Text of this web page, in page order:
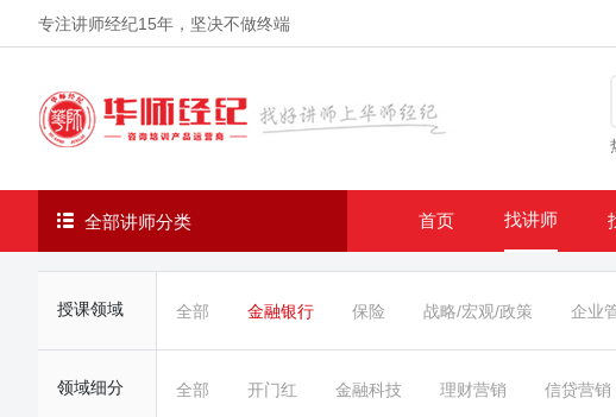
专注讲师经纪15年 ，坚决不做终端
全部讲师分类 首页 找讲师
授课领域 全部 金融银行 保险 战略/宏观/政策 企业
领域细分 全部 开门红 金融科技 理财营销 信贷营销